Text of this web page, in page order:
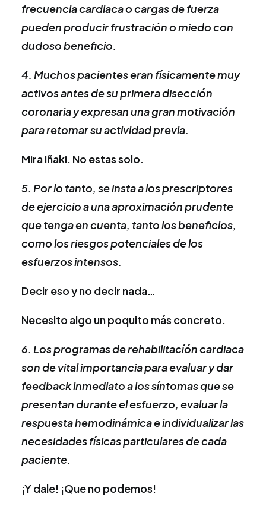
frecuencia cardiaca o cargas de fuerza
pueden producir frustración o miedo con
dudoso beneficio.
4. Muchos pacientes eran físicamente muy
activos antes de su primera disección
coronaria y expresan una gran motivación
para retomar su actividad previa.
Mira Iñaki. No estas solo.
5. Por lo tanto, se insta a los prescriptores
de ejercicio a una aproximación prudente
que tenga en cuenta, tanto los beneficios,
como los riesgos potenciales de los
esfuerzos intensos.
Decir eso y no decir nada…
Necesito algo un poquito más concreto.
6. Los programas de rehabilitacíón cardiaca
son de vital importancia para evaluar y dar
feedback inmediato a los síntomas que se
presentan durante el esfuerzo, evaluar la
respuesta hemodinámica e individualizar las
necesidades físicas particulares de cada
paciente.
¡Y dale! ¡Que no podemos!